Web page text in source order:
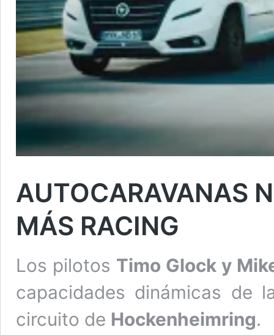
AUTOCARAVANAS
MÁS RACING
Los pilotos Timo Glock y
capacidades dinámicas de
circuito de Hockenheimring.